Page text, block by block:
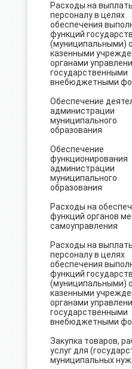
Расходы на
персоналу в целях
обеспечения
функций
(муниципальными)
казенными
органами
государственными
внебюджетными
Обеспечение
администрации
муниципального
образования
Обеспечение
функционирования
администрации
муниципального
образования
Расходы на
функций органов
самоуправления
Расходы на
персоналу в целях
обеспечения
функций
(муниципальными)
казенными
органами
государственными
внебюджетными
Закупка товаров,
услуг для
муниципальных